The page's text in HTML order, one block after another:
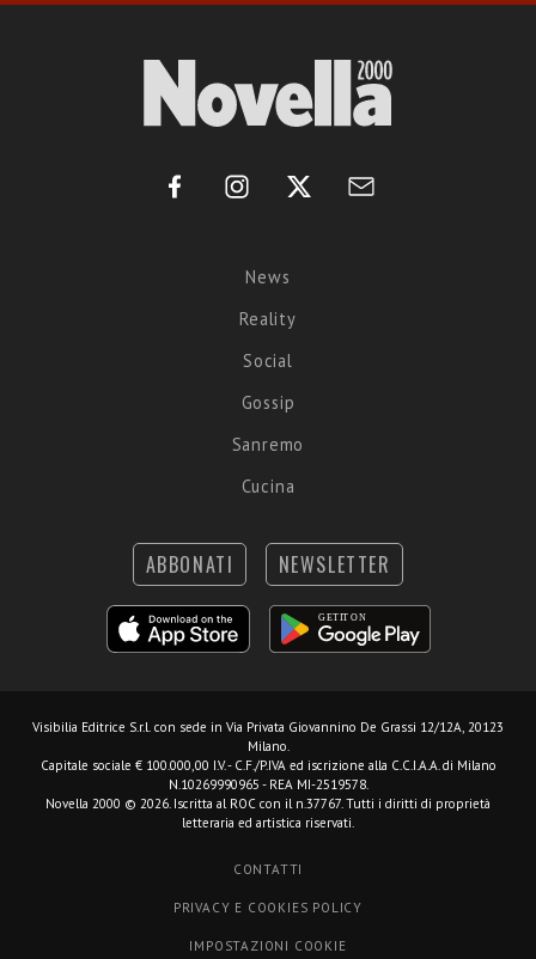
News
Reality
Social
Gossip
Sanremo
Cucina
ABBONATI NEWSLETTER
Visibilia Editrice S.r.l. con sede in Via Privata Giovannino De Grassi 12/12A, 20123
Milano.
Capitale sociale € 100.000,00 I.V. - C.F./P.IVA ed iscrizione alla C.C.I.A.A. di Milano
N.10269990965 - REA MI-2519578.
Novella 2000 © 2026. Iscritta al ROC con il n.37767. Tutti i diritti di proprietà
letteraria ed artistica riservati.
CONTATTI
PRIVACY E COOKIES POLICY
IMPOSTAZIONI COOKIE